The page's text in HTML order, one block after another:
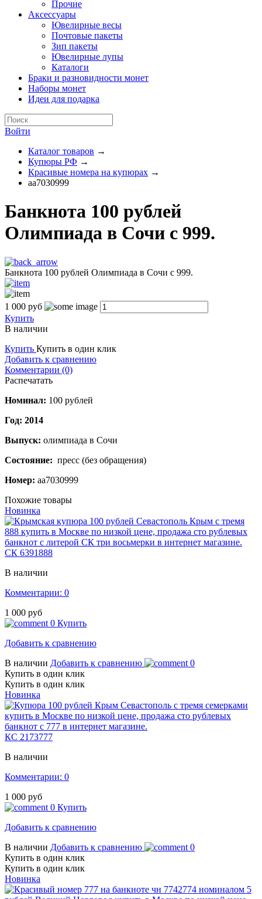
Прочие
Аксессуары
Ювелирные весы
Почтовые пакеты
Зип пакеты
Ювелирные лупы
Каталоги
Браки и разновидности монет
Наборы монет
Идеи для подарка
Войти
Каталог товаров →
Купюры РФ →
Красивые номера на купюрах →
аа7030999
Банкнота 100 рублей
Олимпиада в Сочи с 999.
Банкнота 100 рублей Олимпиада в Сочи с 999.
1 000 руб
Купить
В наличии
Купить Купить в один клик
Добавить к сравнению
Комментарии (0)
Распечатать
Номинал: 100 рублей
Год: 2014
Выпуск: олимпиада в Сочи
Состояние: пресс (без обращения)
Номер: аа7030999
Похожие товары
Новинка
СК 6391888
В наличии
Комментарии: 0
1 000 руб
0 Купить
Добавить к сравнению
В наличии Добавить к сравнению
0
Купить в один клик
Купить в один клик
Новинка
КС 2173777
В наличии
Комментарии: 0
1 000 руб
0 Купить
Добавить к сравнению
В наличии Добавить к сравнению
0
Купить в один клик
Купить в один клик
Новинка